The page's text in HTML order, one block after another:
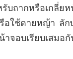
รับถากหรือเกลี่ย
รือใช้ดายหญ้า ลั
จอบเรียบเสมอ